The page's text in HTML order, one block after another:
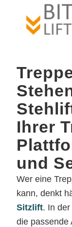
Ihrer
und
Wer eine
kann, denkt
Sitzlift. In
die passende